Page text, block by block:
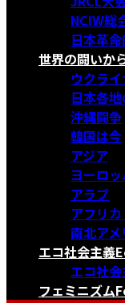
NCIW総
日本革
世界の闘いか
ウクラ
日本各
沖縄闘争
韓国は今
アジア
ヨーロ
アラブ
アフリ
南北アメ
エコ社会主義
エコ社
フェミニズム